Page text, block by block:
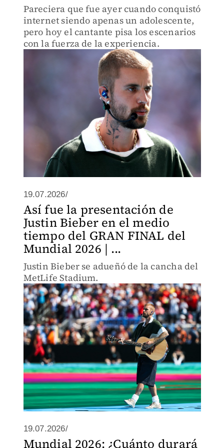
Pareciera que fue ayer cuando conquistó
internet siendo apenas un adolescente,
pero hoy el cantante pisa los escenarios
con la fuerza de la experiencia.
19.07.2026/
Así fue la presentación de
Justin Bieber en el medio
tiempo del GRAN FINAL del
Mundial 2026 | ...
Justin Bieber se adueñó de la cancha del
MetLife Stadium.
19.07.2026/
Mundial 2026: ¿Cuánto durará